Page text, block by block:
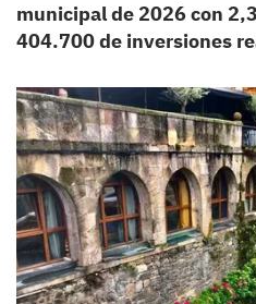
municipal de 2026 con
404.700 de inversiones